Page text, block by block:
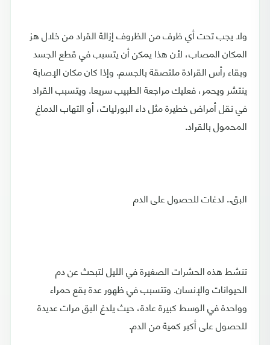
ولا يجب تحت أي ظرف من الظروف إزالة القراد من خلال هز
المكان المصاب، لأن هذا يمكن أن يتسبب في قطع الجسد
وبقاء رأس القرادة ملتصقة بالجسم. وإذا كان مكان الإصابة
ينتشر ويحمر، فعليك مراجعة الطبيب سريعا. ويتسبب القراد
في نقل أمراض خطيرة مثل داء البورليات، أو التهاب الدماغ
المحمول بالقراد.
البق.. لدغات للحصول على الدم
تنشط هذه الحشرات الصغيرة في الليل لتبحث عن دم
الحيوانات والإنسان. وتتسبب في ظهور عدة بقع حمراء
وواحدة في الوسط كبيرة عادة، حيث يلدغ البق مرات عديدة
للحصول على أكبر كمية من الدم.